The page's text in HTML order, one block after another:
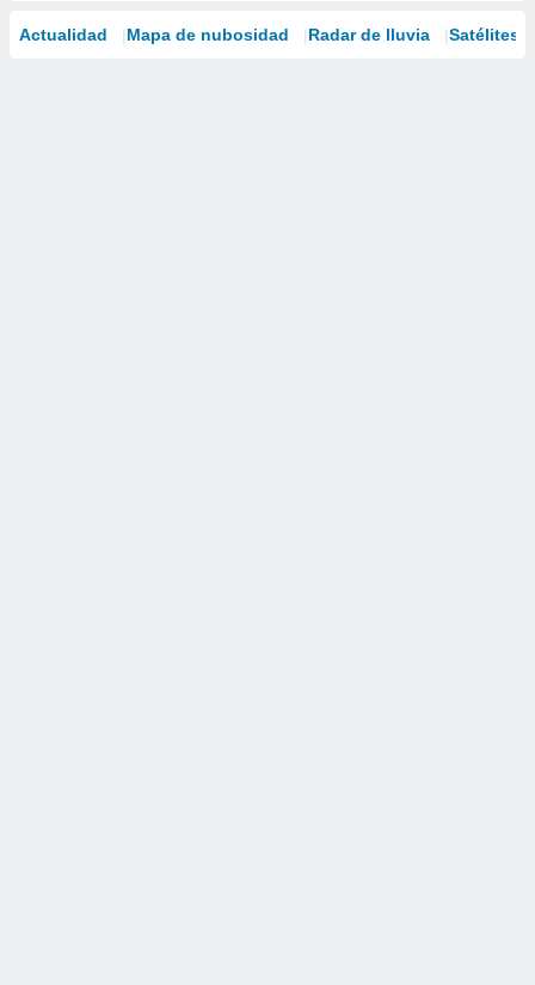
Actualidad Mapa de nubosidad Radar de lluvia Satélites